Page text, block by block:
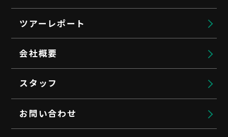
ツアーレポート
会社概要
スタッフ
お問い合わせ